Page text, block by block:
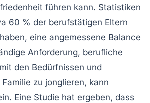
führen kann. Statistiken
60 % der berufstätigen Eltern
eine angemessene Balance
Anforderung, berufliche
den Bedürfnissen und
zu jonglieren, kann
Eine Studie hat ergeben, dass